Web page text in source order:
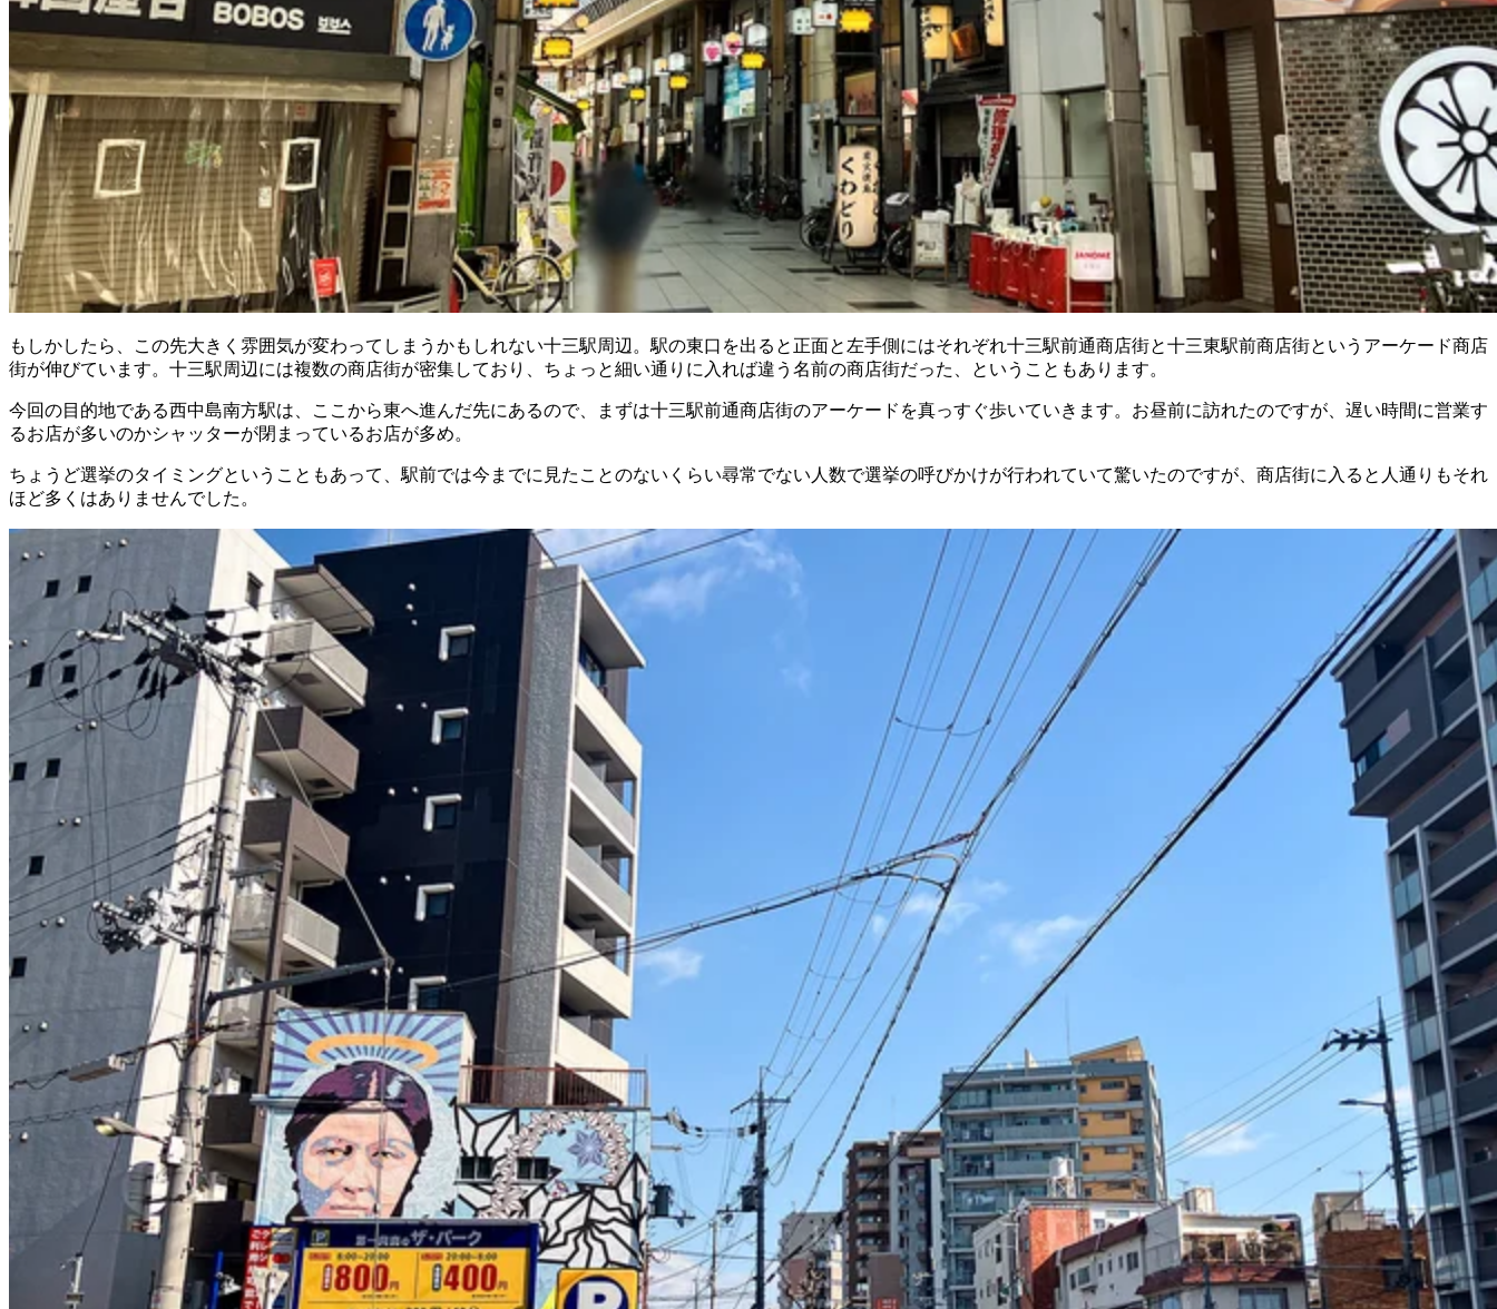
もしかしたら、この先大きく雰囲気が変わってしまうかもしれない十三駅周辺。駅の東口を出ると正面と左手側にはそれぞれ十三駅前通商店街と十三東駅前商店街というアーケード商店
街が伸びています。十三駅周辺には複数の商店街が密集しており、ちょっと細い通りに入れば違う名前の商店街だった、ということもあります。
今回の目的地である西中島南方駅は、ここから東へ進んだ先にあるので、まずは十三駅前通商店街のアーケードを真っすぐ歩いていきます。お昼前に訪れたのですが、遅い時間に営業す
るお店が多いのかシャッターが閉まっているお店が多め。
ちょうど選挙のタイミングということもあって、駅前では今までに見たことのないくらい尋常でない人数で選挙の呼びかけが行われていて驚いたのですが、商店街に入ると人通りもそれ
ほど多くはありませんでした。